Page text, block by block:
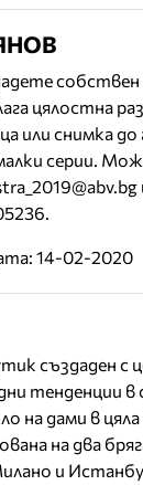
цялостна
или снимка
серии.
14-02-2020
създаден с
тенденции в
на дами в цяла
на два
и